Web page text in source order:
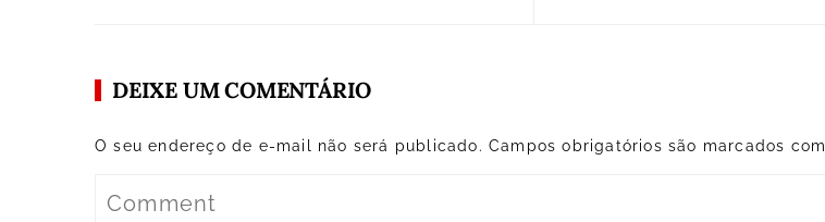
DEIXE UM COMENTÁRIO
O seu endereço de e-mail não será publicado. Campos obrigatórios são marcados com